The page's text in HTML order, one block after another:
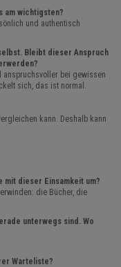
am wichtigsten?
und authentisch
Bleibt dieser Anspruch
anspruchsvoller bei gewissen
sich, das ist normal.
kann. Deshalb kann
mit dieser Einsamkeit um?
die Bücher, die
unterwegs sind. Wo
Warteliste?